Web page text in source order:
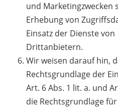
und Marketingzwecken
Erhebung von
Einsatz der Dienste von
Drittanbietern.
Wir weisen darauf hin,
Rechtsgrundlage der
Art. 6 Abs. 1 lit. a. und
die Rechtsgrundlage